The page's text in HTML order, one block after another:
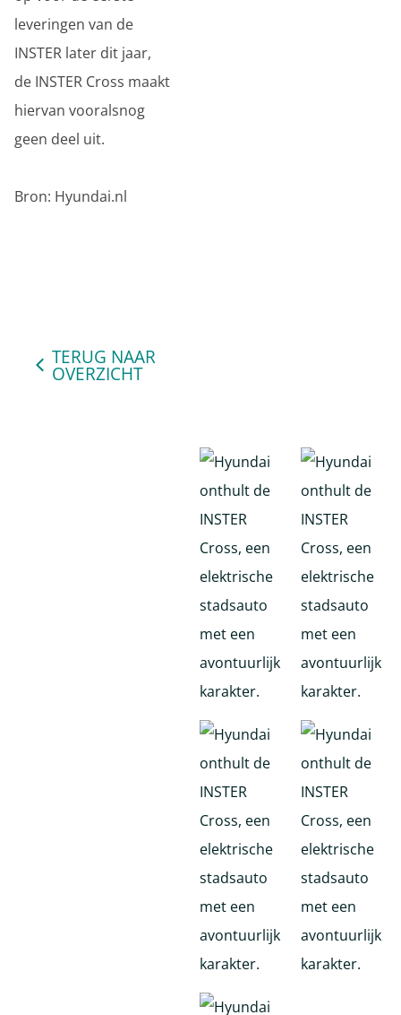
leveringen van de
INSTER later dit jaar,
de INSTER Cross maakt
hiervan vooralsnog
geen deel uit.
Bron: Hyundai.nl
TERUG NAAR
OVERZICHT